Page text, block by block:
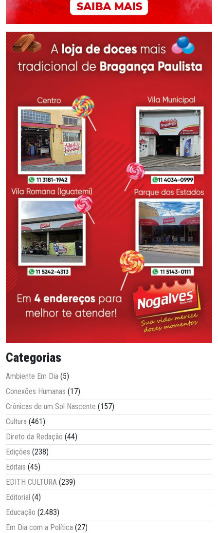
Categorias
Ambiente Em Dia (5)
Conexões Humanas (17)
Crônicas de um Sol Nascente (157)
Cultura (461)
Direto da Redação (44)
Edições (238)
Editais (45)
EDITH CULTURA (239)
Editorial (4)
Educação (2.483)
Em Dia com a Política (27)